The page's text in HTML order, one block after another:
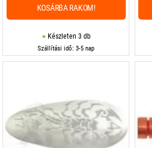
Készleten 3 db
Szállítási idő: 3-5 nap
KOSÁRBA RAKOM!